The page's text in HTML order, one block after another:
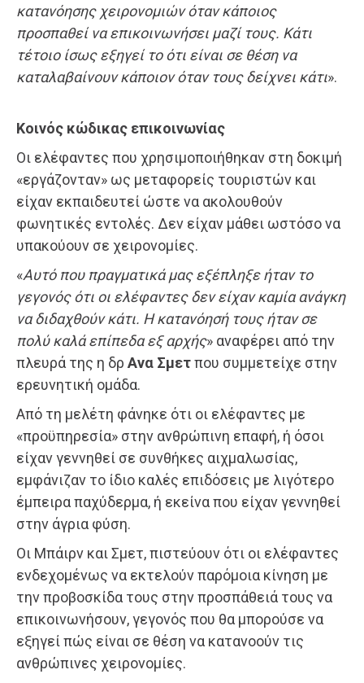
κατανόησης χειρονομιών όταν κάποιος
προσπαθεί να επικοινωνήσει μαζί τους. Κάτι
τέτοιο ίσως εξηγεί το ότι είναι σε θέση να
καταλαβαίνουν κάποιον όταν τους δείχνει κάτι».
Κοινός κώδικας επικοινωνίας
Οι ελέφαντες που χρησιμοποιήθηκαν στη δοκιμή
«εργάζονταν» ως μεταφορείς τουριστών και
είχαν εκπαιδευτεί ώστε να ακολουθούν
φωνητικές εντολές. Δεν είχαν μάθει ωστόσο να
υπακούουν σε χειρονομίες.
«Αυτό που πραγματικά μας εξέπληξε ήταν το
γεγονός ότι οι ελέφαντες δεν είχαν καμία ανάγκη
να διδαχθούν κάτι. Η κατανόησή τους ήταν σε
πολύ καλά επίπεδα εξ αρχής» αναφέρει από την
πλευρά της η δρ Ανα Σμετπου συμμετείχε στην
ερευνητική ομάδα.
Από τη μελέτη φάνηκε ότι οι ελέφαντες με
«προϋπηρεσία» στην ανθρώπινη επαφή, ή όσοι
είχαν γεννηθεί σε συνθήκες αιχμαλωσίας,
εμφάνιζαν το ίδιο καλές επιδόσεις με λιγότερο
έμπειρα παχύδερμα, ή εκείνα που είχαν γεννηθεί
στην άγρια φύση.
Οι Μπάιρν και Σμετ, πιστεύουν ότι οι ελέφαντες
ενδεχομένως να εκτελούν παρόμοια κίνηση με
την προβοσκίδα τους στην προσπάθειά τους να
επικοινωνήσουν, γεγονός που θα μπορούσε να
εξηγεί πώς είναι σε θέση να κατανοούν τις
ανθρώπινες χειρονομίες.